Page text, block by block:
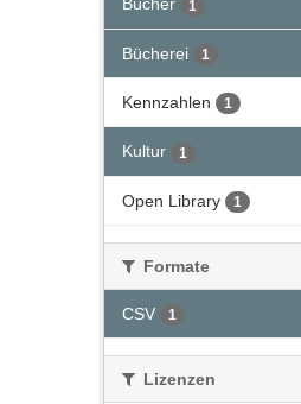
Bücher 1
Bücherei 1
Kennzahlen 1
Kultur 1
Open Library 1
Formate
CSV 1
Lizenzen